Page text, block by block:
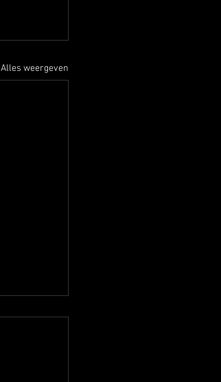
Alles weergeven